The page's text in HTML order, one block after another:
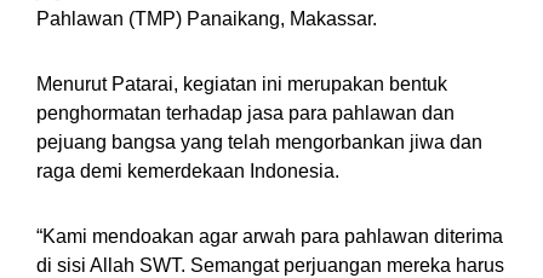
Pahlawan (TMP) Panaikang, Makassar.
Menurut Patarai, kegiatan ini merupakan bentuk
penghormatan terhadap jasa para pahlawan dan
pejuang bangsa yang telah mengorbankan jiwa dan
raga demi kemerdekaan Indonesia.
“Kami mendoakan agar arwah para pahlawan diterima
di sisi Allah SWT. Semangat perjuangan mereka harus